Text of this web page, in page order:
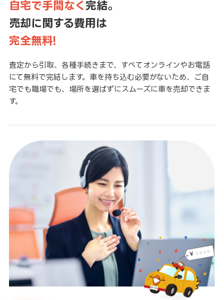
自宅で手間なく 完結。
売却に関する費用は
完全無料!
査定から引取、各種手続きまで、すべてオンラインやお電話
にて無料で完結します。車を持ち込む必要がないため、ご自
宅でも職場でも、場所を選ばずにスムーズに車を売却できま
す。